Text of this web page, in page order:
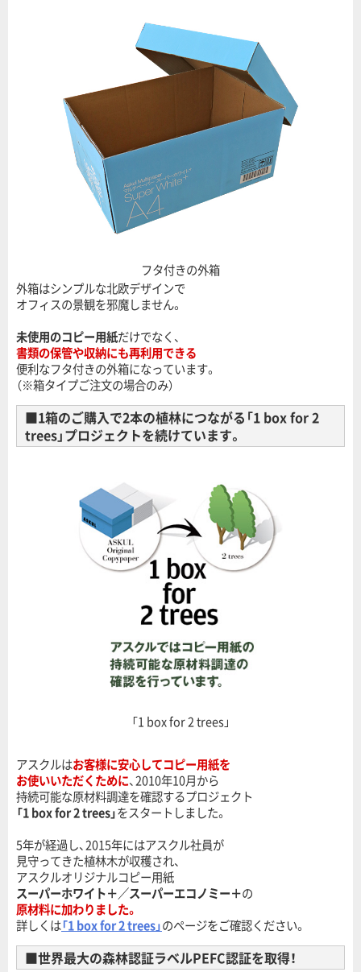
フタ付きの外箱
外箱はシンプルな北欧デザインで
オフィスの景観を邪魔しません。
未使用のコピー用紙だけでなく、
書類の保管や収納にも再利用できる
便利なフタ付きの外箱になっています。
（※箱タイプご注文の場合のみ）
■1箱のご購入で2本の植林につながる「1 box for 2
trees」プロジェクトを続けています。
「1 box for 2 trees」
アスクルはお客様に安心してコピー用紙を
お使いいただくために、2010年10月から
持続可能な原材料調達を確認するプロジェクト
「1 box for 2 trees」をスタートしました。
5年が経過し、2015年にはアスクル社員が
見守ってきた植林木が収穫され、
アスクルオリジナルコピー用紙
スーパーホワイト＋／スーパーエコノミー＋の
原材料に加わりました。
詳しくは「1 box for 2 trees」のページをご確認ください。
■世界最大の森林認証ラベルPEFC認証を取得！